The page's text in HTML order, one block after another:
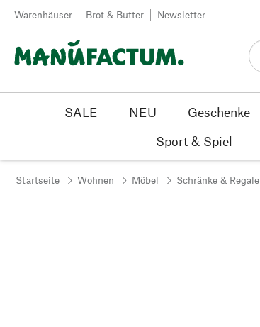
Zum Inhalt springen
Warenhäuser Brot & Butter Newsletter
SALE NEU Geschenke
Sport & Spiel
Startseite Wohnen Möbel Schränke & Regale